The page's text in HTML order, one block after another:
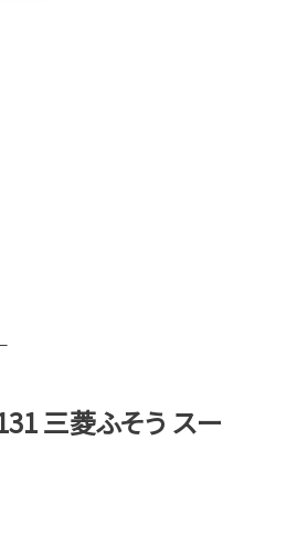
三菱ふそう スー